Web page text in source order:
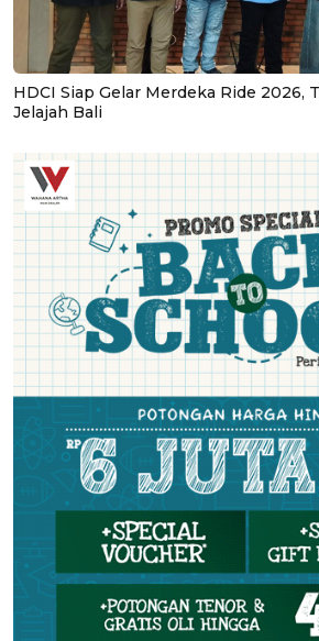
HDCI Siap Gelar Merdeka Ride 2026,
Jelajah Bali